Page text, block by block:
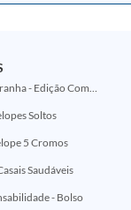
Superman Vs. Homem-Aranha - Edição Comemorativa 50 Anos (Encontros Clássicos Dc E Marvel)
Soltos
5 Cromos
Saudáveis
- Bolso